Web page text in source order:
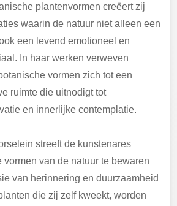
plantenvormen creëert zij
waarin de natuur niet alleen een
een levend emotioneel en
In haar werken verweven
vormen zich tot een
ruimte die uitnodigt tot
en innerlijke contemplatie.
streeft de kunstenares
vormen van de natuur te bewaren
van herinnering en duurzaamheid
die zij zelf kweekt, worden